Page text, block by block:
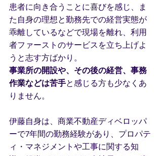
患者に向き合うことに喜びを感じ、ま
た自身の理想と勤務先での経営実態が
乖離しているなどで現場を離れ、利用
者ファーストのサービスを立ち上げよ
うと志す方ばかり。
事業所の開設や、その後の経営、事務
作業などは苦手と感じる方も少なくあ
りません。
伊藤自身は、商業不動産ディベロッパ
ーで7年間の勤務経験があり、プロパテ
ィ・マネジメントや工事に関する知